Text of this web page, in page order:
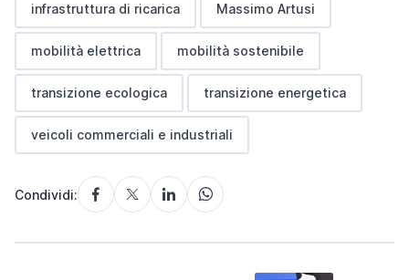
infrastruttura di ricarica Massimo Artusi
mobilità elettrica mobilità sostenibile
transizione ecologica transizione energetica
veicoli commerciali e industriali
Condividi: